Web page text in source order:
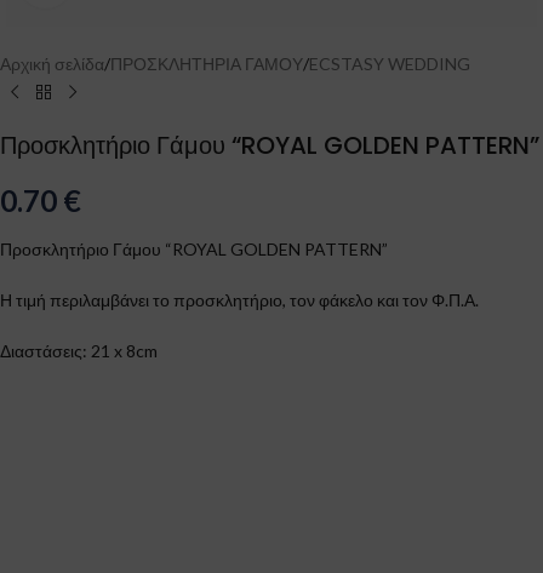
Αρχική σελίδα/ΠΡΟΣΚΛΗΤΗΡΙΑ ΓΑΜΟΥ/ECSTASY WEDDING
Προσκλητήριο Γάμου “ROYAL GOLDEN PATTERN”
0.70 €
Προσκλητήριο Γάμου “ROYAL GOLDEN PATTERN”
Η τιμή περιλαμβάνει το προσκλητήριο, τον φάκελο και τον Φ.Π.Α.
Διαστάσεις: 21 x 8cm